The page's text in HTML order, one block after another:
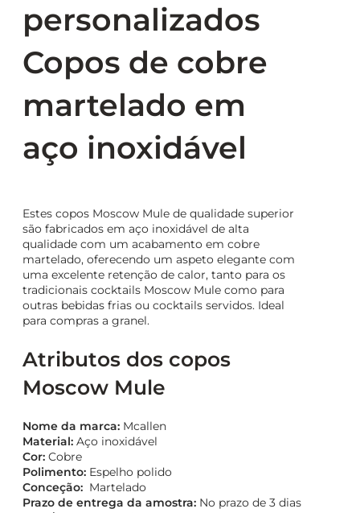
personalizados
Copos de cobre
martelado em
aço inoxidável
Estes copos Moscow Mule de qualidade superior
são fabricados em aço inoxidável de alta
qualidade com um acabamento em cobre
martelado, oferecendo um aspeto elegante com
uma excelente retenção de calor, tanto para os
tradicionais cocktails Moscow Mule como para
outras bebidas frias ou cocktails servidos. Ideal
para compras a granel.
Atributos dos copos
Moscow Mule
Nome da marca: Mcallen
Material: Aço inoxidável
Cor: Cobre
Polimento: Espelho polido
Conceção: Martelado
Prazo de entrega da amostra: No prazo de 3 dias